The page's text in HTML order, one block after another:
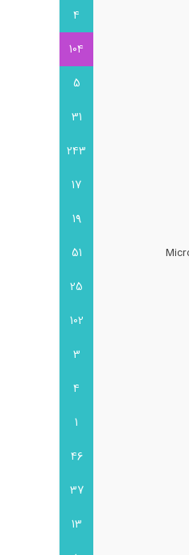
4
104
5
31
243
17
19
51
25
102
3
4
1
46
37
13